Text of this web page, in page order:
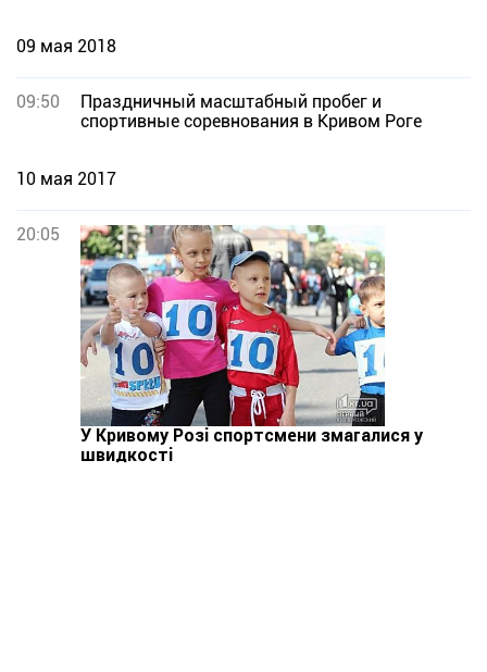
09 мая 2018
09:50
Праздничный масштабный пробег и
спортивные соревнования в Кривом Роге
10 мая 2017
20:05
У Кривому Розі спортсмени змагалися у
швидкості